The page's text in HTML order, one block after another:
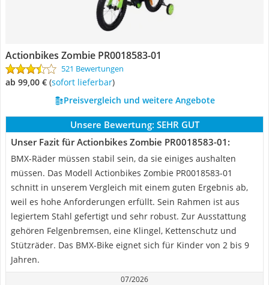
Actionbikes Zombie PR0018583-01
521 Bewertungen
ab 99,00 € ( Sofort lieferbar)
Preisvergleich und weitere Angebote
Unsere Bewertung: SEHR GUT
Unser Fazit für Actionbikes Zombie PR0018583-01:
BMX-Räder müssen stabil sein, da sie einiges aushalten
müssen. Das Modell Actionbikes Zombie PR0018583-01
schnitt in unserem Vergleich mit einem guten Ergebnis ab,
weil es hohe Anforderungen erfüllt. Sein Rahmen ist aus
legiertem Stahl gefertigt und sehr robust. Zur Ausstattung
gehören Felgenbremsen, eine Klingel, Kettenschutz und
Stützräder. Das BMX-Bike eignet sich für Kinder von 2 bis 9
Jahren.
07/2026